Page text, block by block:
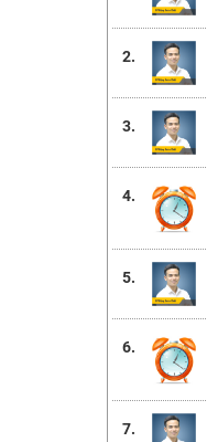
2.
3.
4.
5.
6.
7.